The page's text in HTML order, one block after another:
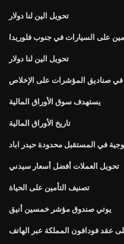
تحويل الين لنا دولار
على السيارات في جنوب فلوريدا
تحويل الين لنا دولار
صناديق المؤشرات على الإخلاص
يستهدف سوق الأوراق المالية
تاريخ الأوراق المالية
في المستقبل محدودة حيدر اباد
تحويل العملات أفضل أسعار سيدني
تصنيف التأمين على الحياة
يوتي صندوق مؤشر خمسين أنيق
عقد فودافون المملكة عبر الهاتف